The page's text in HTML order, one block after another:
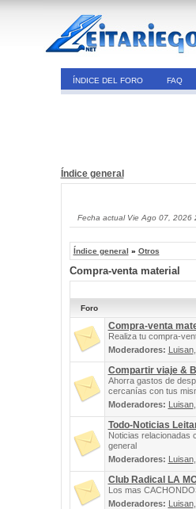
ÍNDICE DEL FORO FAQ
Índice general
Fecha actual Vie Ago 07, 2026
Índice general » Otros
Compra-venta material
Foro
Compra-venta
Realiza tu compra-
Moderadores: Luisan,
Compartir viaje &
Ahorra gastos de
cercanías con tus
Moderadores: Luisan,
Todo-Noticias
Noticias relacionadas
general
Moderadores: Luisan,
Club Radical LA
Los mas
Moderadores: Luisan,